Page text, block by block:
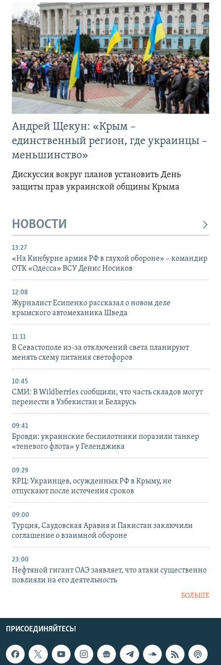
Андрей Щекун: «Крым –
единственный регион, где украинцы –
меньшинство»
Дискуссия вокруг планов установить День
защиты прав украинской общины Крыма
НОВОСТИ
13:27
«На Кинбурне армия РФ в глухой обороне» – командир
ОТК «Одесса» ВСУ Денис Носиков
12:08
Журналист Есипенко рассказал о новом деле
крымского автомеханика Шведа
11:11
В Севастополе из-за отключений света планируют
менять схему питания светофоров
10:45
СМИ: В Wildberries сообщили, что часть складов могут
перенести в Узбекистан и Беларусь
09:41
Бровди: украинские беспилотники поразили танкер
«теневого флота» у Геленджика
09:29
КРЦ: Украинцев, осужденных РФ в Крыму, не
отпускают после истечения сроков
09:00
Турция, Саудовская Аравия и Пакистан заключили
соглашение о взаимной обороне
23:00
Нефтяной гигант ОАЭ заявляет, что атаки существенно
повлияли на его деятельность
БОЛЬШЕ
ПРИСОЕДИНЯЙТЕСЬ!